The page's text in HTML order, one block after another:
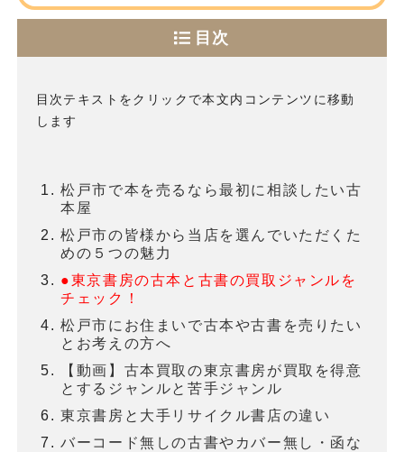
目次
目次テキストをクリックで本文内コンテンツに移動
します
松戸市で本を売るなら最初に相談したい古
本屋
松戸市の皆様から当店を選んでいただくた
めの５つの魅力
●東京書房の古本と古書の買取ジャンルを
チェック！
松戸市にお住まいで古本や古書を売りたい
とお考えの方へ
【動画】古本買取の東京書房が買取を得意
とするジャンルと苦手ジャンル
東京書房と大手リサイクル書店の違い
バーコード無しの古書やカバー無し・函な